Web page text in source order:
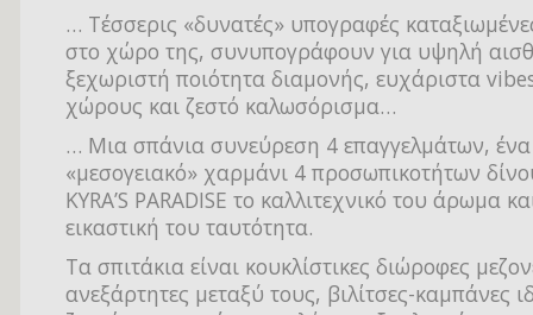
… Τέσσερις «δυνατές» υπογραφές
στο χώρο της, συνυπογράφουν για υψηλή
ξεχωριστή ποιότητα διαμονής, ευχάριστα
χώρους και ζεστό καλωσόρισμα…
… Μια σπάνια συνεύρεση 4 επαγγελμάτων,
«μεσογειακό» χαρμάνι 4 προσωπικοτήτων
KYRA’S PARADISE το καλλιτεχνικό του άρωμα
εικαστική του ταυτότητα.
Τα σπιτάκια είναι κουκλίστικες διώροφες
ανεξάρτητες μεταξύ τους, βιλίτσες-καμπάνες